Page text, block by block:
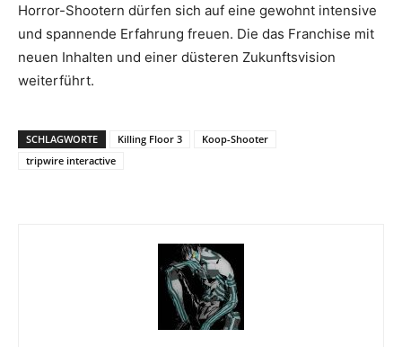
Horror-Shootern dürfen sich auf eine gewohnt intensive
und spannende Erfahrung freuen. Die das Franchise mit
neuen Inhalten und einer düsteren Zukunftsvision
weiterführt.
SCHLAGWORTE Killing Floor 3
Koop-Shooter
tripwire interactive